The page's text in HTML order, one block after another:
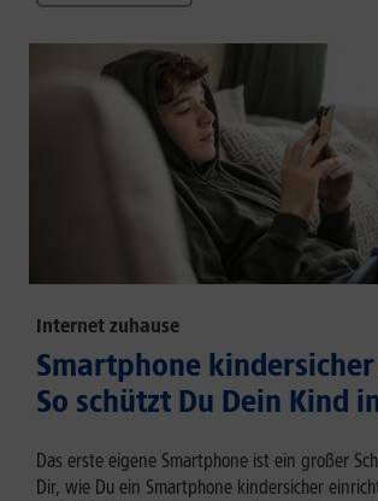
Internet zuhause
Smartphone
So schützt Du Dein Kind
Das erste eigene Smartphone ist ein großer
Dir, wie Du ein Smartphone kindersicher